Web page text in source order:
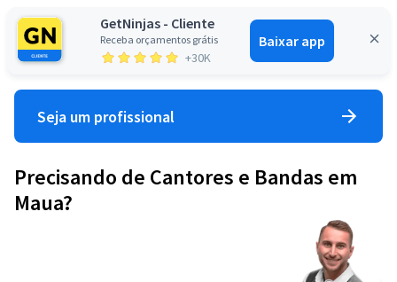
GetNinjas - Cliente
Receba orçamentos grátis
+30K
Baixar app
Entrar
Seja um profissional
Precisando de Cantores e Bandas em
Maua?